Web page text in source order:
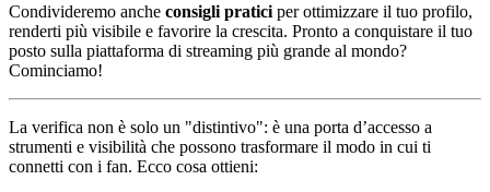
Condivideremo anche consigli pratici per ottimizzare il tuo profilo,
renderti più visibile e favorire la crescita. Pronto a conquistare il tuo
posto sulla piattaforma di streaming più grande al mondo?
Cominciamo!
La verifica non è solo un "distintivo": è una porta d’accesso a
strumenti e visibilità che possono trasformare il modo in cui ti
connetti con i fan. Ecco cosa ottieni: